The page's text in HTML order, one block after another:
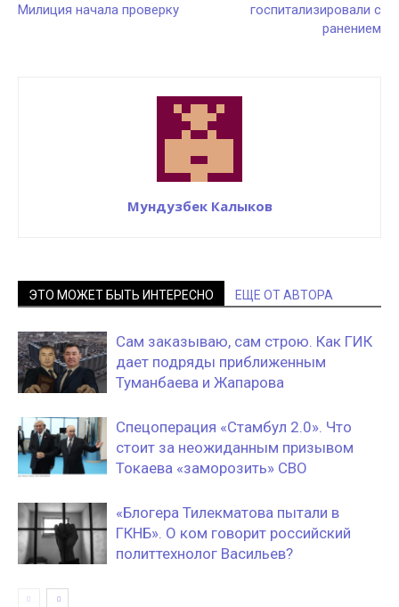
Милиция начала проверку
госпитализировали с
ранением
Мундузбек Калыков
ЭТО МОЖЕТ БЫТЬ ИНТЕРЕСНО ЕЩЕ ОТ АВТОРА
Сам заказываю, сам строю. Как ГИК
дает подряды приближенным
Туманбаева и Жапарова
Спецоперация «Стамбул 2.0». Что
стоит за неожиданным призывом
Токаева «заморозить» СВО
«Блогера Тилекматова пытали в
ГКНБ». О ком говорит российский
политтехнолог Васильев?